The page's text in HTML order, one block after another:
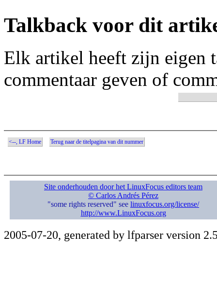
Talkback voor dit
Elk artikel heeft zijn eigen
commentaar geven of
<--, LF Home Terug naar de titelpagina van dit nummer
Site onderhouden door het LinuxFocus editors team
© Carlos Andrés Pérez
"some rights reserved" see linuxfocus.org/license/
http://www.LinuxFocus.org
2005-07-20, generated by lfparser version